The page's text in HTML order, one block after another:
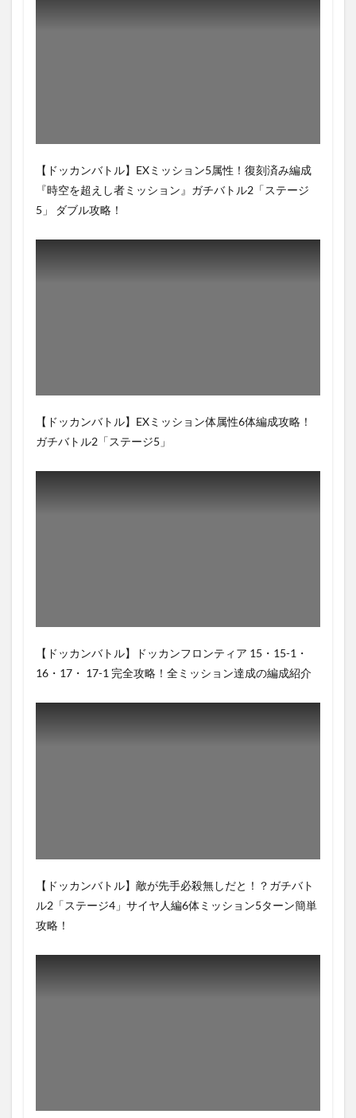
【ドッカンバトル】EXミッション5属性！復刻済み編成
『時空を超えし者ミッション』ガチバトル2「ステージ
5」 ダブル攻略！
【ドッカンバトル】EXミッション体属性6体編成攻略！
ガチバトル2「ステージ5」
【ドッカンバトル】ドッカンフロンティア 15・15-1・
16・17・ 17-1 完全攻略！全ミッション達成の編成紹介
【ドッカンバトル】敵が先手必殺無しだと！？ガチバト
ル2「ステージ4」サイヤ人編6体ミッション5ターン簡単
攻略！